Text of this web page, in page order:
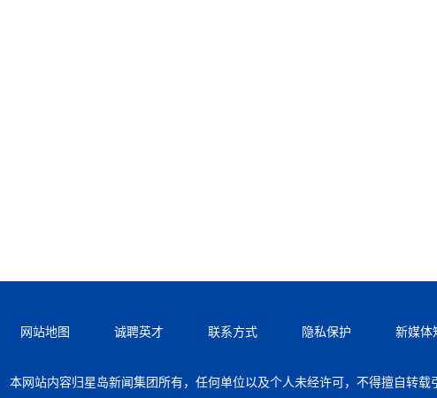
网站地图 诚聘英才 联系方式 隐私保护 新媒体
本网站内容归星岛新闻集团所有，任何单位以及个人未经许可，不得擅自转载